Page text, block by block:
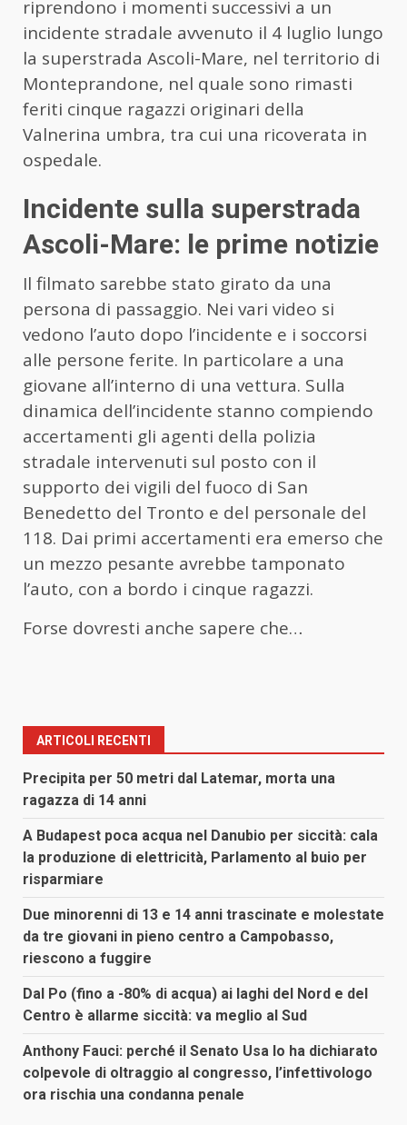
riprendono i momenti successivi a un
incidente stradale avvenuto il 4 luglio lungo
la superstrada Ascoli-Mare, nel territorio di
Monteprandone, nel quale sono rimasti
feriti cinque ragazzi originari della
Valnerina umbra, tra cui una ricoverata in
ospedale.
Incidente sulla superstrada
Ascoli-Mare: le prime notizie
Il filmato sarebbe stato girato da una
persona di passaggio. Nei vari video si
vedono l’auto dopo l’incidente e i soccorsi
alle persone ferite. In particolare a una
giovane all’interno di una vettura. Sulla
dinamica dell’incidente stanno compiendo
accertamenti gli agenti della polizia
stradale intervenuti sul posto con il
supporto dei vigili del fuoco di San
Benedetto del Tronto e del personale del
118. Dai primi accertamenti era emerso che
un mezzo pesante avrebbe tamponato
l’auto, con a bordo i cinque ragazzi.
Forse dovresti anche sapere che…
ARTICOLI RECENTI
Precipita per 50 metri dal Latemar, morta una
ragazza di 14 anni
A Budapest poca acqua nel Danubio per siccità: cala
la produzione di elettricità, Parlamento al buio per
risparmiare
Due minorenni di 13 e 14 anni trascinate e molestate
da tre giovani in pieno centro a Campobasso,
riescono a fuggire
Dal Po (fino a -80% di acqua) ai laghi del Nord e del
Centro è allarme siccità: va meglio al Sud
Anthony Fauci: perché il Senato Usa lo ha dichiarato
colpevole di oltraggio al congresso, l’infettivologo
ora rischia una condanna penale